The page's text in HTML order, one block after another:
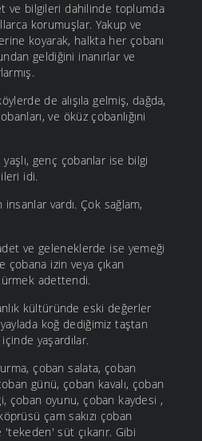
ve bilgileri dahilinde toplumda
korumuşlar. Yakup ve
koyarak, halkta her çobanı
geldiğini inanırlar ve
de alışıla gelmiş, dağda,
ve öküz çobanlığıni
genç çobanlar ise bilgi
idi.
insanlar vardı. Çok sağlam,
ve geleneklerde ise yemeği
çobana izin veya çıkan
adettendi.
kültüründe eski değerler
yaylada koğ dediğimiz taştan
yaşardılar.
çoban salata, çoban
günü, çoban kavalı, çoban
çoban oyunu, çoban kaydesi ,
çam sakızı çoban
süt çıkarır. Gibi